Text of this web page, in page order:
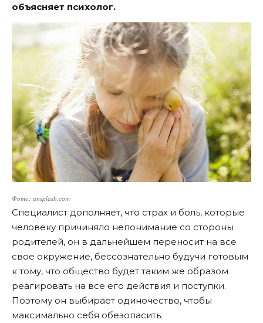
объясняет психолог.
Фото: unsplash.com
Специалист дополняет, что страх и боль, которые
человеку причиняло непонимание со стороны
родителей, он в дальнейшем переносит на все
свое окружение, бессознательно будучи готовым
к тому, что общество будет таким же образом
реагировать на все его действия и поступки.
Поэтому он выбирает одиночество, чтобы
максимально себя обезопасить.